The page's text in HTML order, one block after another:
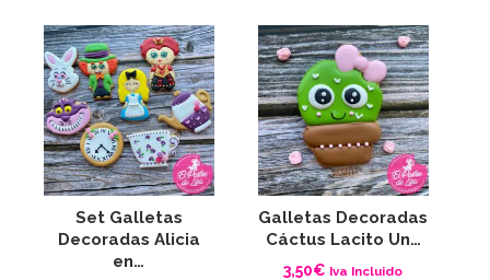
Set Galletas
Decoradas Alicia
en…
Galletas Decoradas
Cáctus Lacito Un…
3,50€ Iva Incluido